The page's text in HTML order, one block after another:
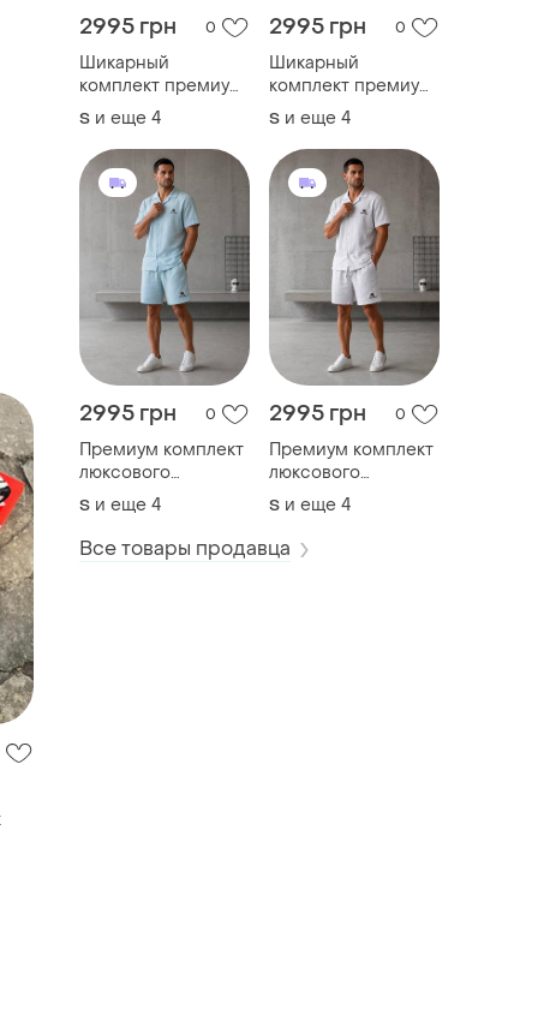
2995 грн 0
Шикарный
комплект премиум
качества
S и еще 4
2995 грн 0
Шикарный
комплект премиум
качества
S и еще 4
2995 грн 0
Премиум комплект
люксового
качества
S и еще 4
2995 грн 0
Премиум комплект
люксового
качества
S и еще 4
Все товары продавца